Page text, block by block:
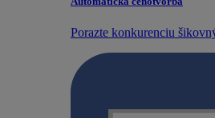
Porazte konkurenciu